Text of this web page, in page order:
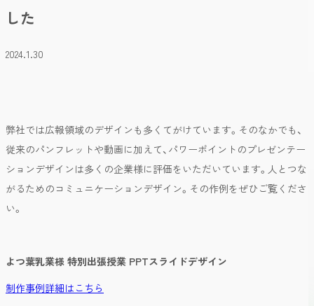
した
2024.1.30
弊社では広報領域のデザインも多くてがけています。そのなかでも、
従来のパンフレットや動画に加えて、パワーポイントのプレゼンテー
ションデザインは多くの企業様に評価をいただいています。人とつな
がるためのコミュニケーションデザイン。その作例をぜひご覧くださ
い。
よつ葉乳業様 特別出張授業 PPTスライドデザイン
制作事例詳細はこちら